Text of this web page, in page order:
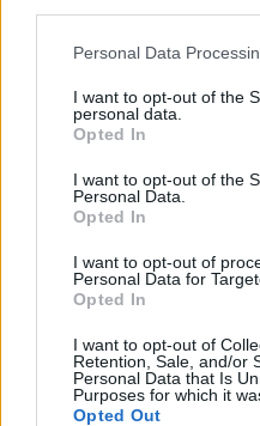
Personal Data
I want to opt-out of the
personal data.
Opted In
I want to opt-out of the
Personal Data.
Opted In
I want to opt-out of
Personal Data for
Opted In
I want to opt-out of
Retention, Sale, and/or
Personal Data that Is
Purposes for which it
Opted Out